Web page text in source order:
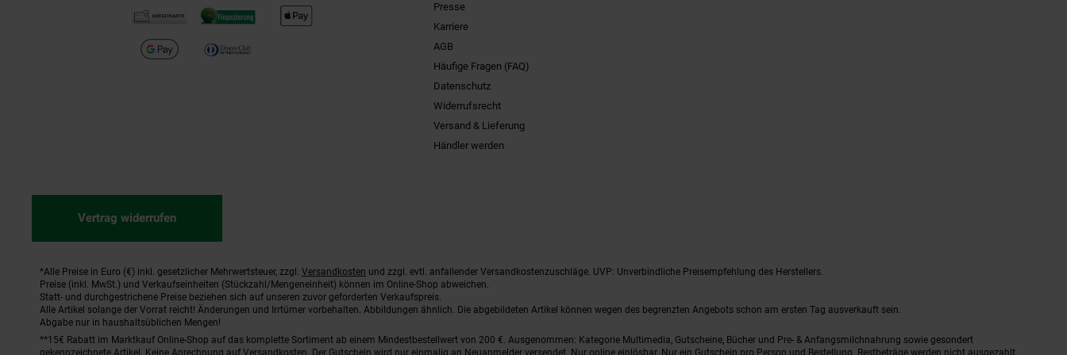
Presse
Karriere
AGB
Häufige Fragen (FAQ)
Datenschutz
Widerrufsrecht
Versand & Lieferung
Händler werden
Vertrag widerrufen
Fußnoten
*Alle Preise in Euro (€) inkl. gesetzlicher Mehrwertsteuer, zzgl. Versandkosten und zzgl. evtl. anfallender Versandkostenzuschläge. UVP: Unverbindliche Preisempfehlung des Herstellers.
Preise (inkl. MwSt.) und Verkaufseinheiten (Stückzahl/Mengeneinheit) können im Online-Shop abweichen.
Statt- und durchgestrichene Preise beziehen sich auf unseren zuvor geforderten Verkaufspreis.
Alle Artikel solange der Vorrat reicht! Änderungen und Irrtümer vorbehalten. Abbildungen ähnlich. Die abgebildeten Artikel können wegen des begrenzten Angebots schon am ersten Tag ausverkauft sein.
Abgabe nur in haushaltsüblichen Mengen!
**15€ Rabatt im Marktkauf Online-Shop auf das komplette Sortiment ab einem Mindestbestellwert von 200 €. Ausgenommen: Kategorie Multimedia, Gutscheine, Bücher und Pre- & Anfangsmilchnahrung sowie gesondert